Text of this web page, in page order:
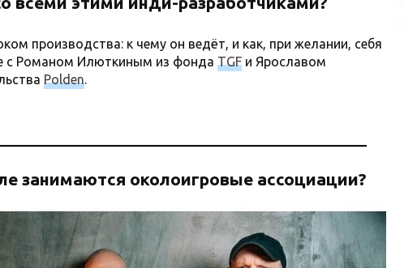
производства: к чему он ведёт, и как, при желании, себя
с Романом Илюткиным из фонда TGF и Ярославом
Polden.
занимаются околоигровые ассоциации?